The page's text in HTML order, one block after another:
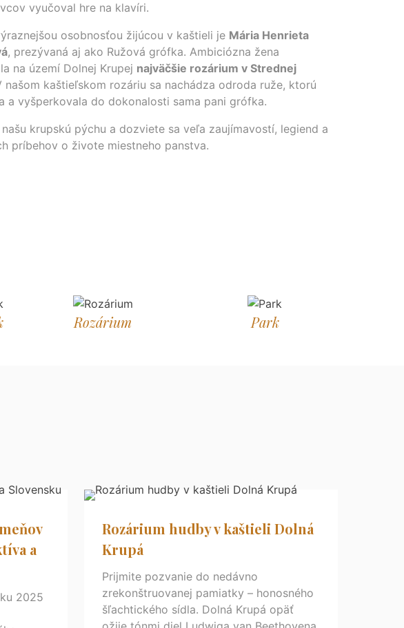
vyučoval hre na klavíri.
osobnosťou žijúcou v kaštieli je Mária Henrieta
, prezývaná aj ako Ružová grófka. Ambiciózna žena
na území Dolnej Krupej najväčšie rozárium v Strednej
našom kaštieľskom rozáriu sa nachádza odroda ruže, ktorú
a vyšperkovala do dokonalosti sama pani grófka.
krupskú pýchu a dozviete sa veľa zaujímavostí, legiend a
príbehov o živote miestneho panstva.
Rozárium Park
a
2025
Rozárium hudby v kaštieli Dolná
Krupá
Prijmite pozvanie do nedávno
zrekonštruovanej pamiatky – honosného
šľachtického sídla. Dolná Krupá opäť